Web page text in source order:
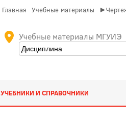
Главная Учебные материалы
Учебные материалы МГУИЭ
УЧЕБНИКИ И СПРАВОЧНИКИ